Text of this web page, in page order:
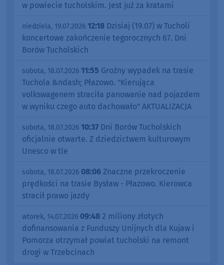
w powiecie tucholskim. Jest już za kratami
niedziela, 19.07.2026 12:18 Dzisiaj (19.07) w Tucholi
koncertowe zakończenie tegorocznych 67. Dni
Borów Tucholskich
sobota, 18.07.2026 11:55 Groźny wypadek na trasie
Tuchola &ndash; Płazowo. "Kierująca
volkswagenem straciła panowanie nad pojazdem
w wyniku czego auto dachowało" AKTUALIZACJA
sobota, 18.07.2026 10:37 Dni Borów Tucholskich
oficjalnie otwarte. Z dziedzictwem kulturowym
Unesco w tle
sobota, 18.07.2026 08:06 Znaczne przekroczenie
prędkości na trasie Bysław - Płazowo. Kierowca
stracił prawo jazdy
wtorek, 14.07.2026 09:48 2 miliony złotych
dofinansowania z Funduszy Unijnych dla Kujaw i
Pomorza otrzymał powiat tucholski na remont
drogi w Trzebcinach